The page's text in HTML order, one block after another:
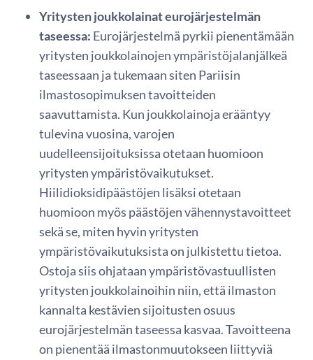
Yritysten joukkolainat eurojärjestelmän
taseessa: Eurojärjestelmä pyrkii pienentämään
yritysten joukkolainojen ympäristöjalanjälkeä
taseessaan ja tukemaan siten Pariisin
ilmastosopimuksen tavoitteiden
saavuttamista. Kun joukkolainoja erääntyy
tulevina vuosina, varojen
uudelleensijoituksissa otetaan huomioon
yritysten ympäristövaikutukset.
Hiilidioksidipäästöjen lisäksi otetaan
huomioon myös päästöjen vähennystavoitteet
sekä se, miten hyvin yritysten
ympäristövaikutuksista on julkistettu tietoa.
Ostoja siis ohjataan ympäristövastuullisten
yritysten joukkolainoihin niin, että ilmaston
kannalta kestävien sijoitusten osuus
eurojärjestelmän taseessa kasvaa. Tavoitteena
on pienentää ilmastonmuutokseen liittyviä